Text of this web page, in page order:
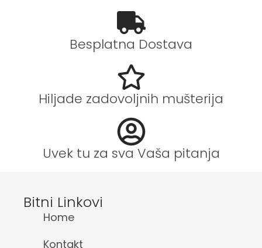
Besplatna Dostava
Hiljade zadovoljnih mušterija
Uvek tu za sva Vaša pitanja
Bitni Linkovi
Home
Kontakt